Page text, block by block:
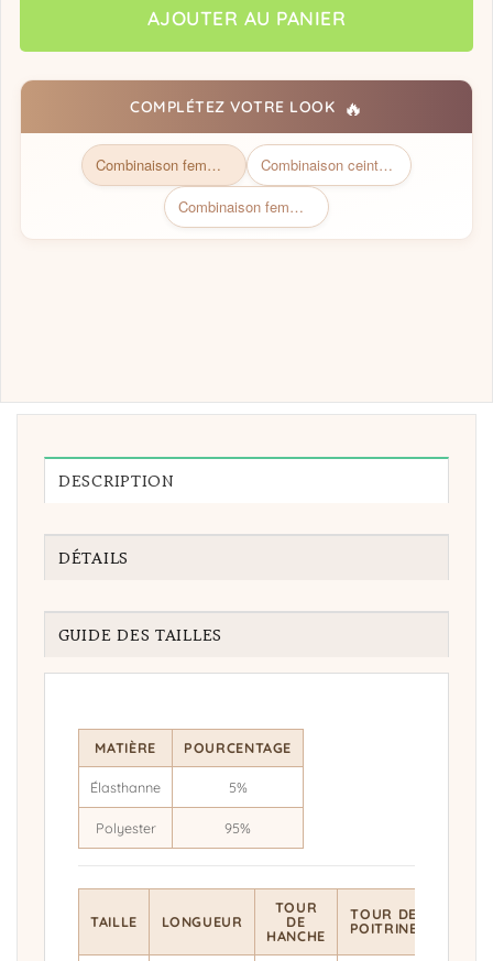
AJOUTER AU PANIER
COMPLÉTEZ VOTRE LOOK 🔥
Combinaison femme chic
Combinaison ceinture beige
Combinaison femme bi couleur
DESCRIPTION
DÉTAILS
GUIDE DES TAILLES
MATIÈRE POURCENTAGE
Élasthanne 5%
Polyester 95%
TAILLE LONGUEUR
TOUR
DE
HANCHE
TOUR DE
POITRINE